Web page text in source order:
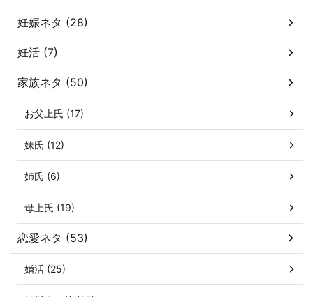
妊娠ネタ (28)
妊活 (7)
家族ネタ (50)
お父上氏 (17)
妹氏 (12)
姉氏 (6)
母上氏 (19)
恋愛ネタ (53)
婚活 (25)